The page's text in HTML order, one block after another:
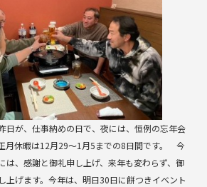
日が、仕事納めの日で、夜には、恒例の忘年会
月休暇は12月29〜1月5までの8日間です。 今
は、感謝と御礼申し上げ、来年も変わらず、御
上げます。今年は、明日30日に餅つきイベント